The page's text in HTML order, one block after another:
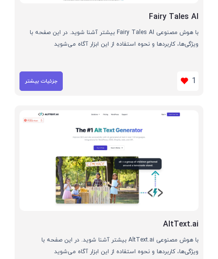
Fairy Tales AI
با هوش مصنوعی Fairy Tales AI بیشتر آشنا شوید. در این صفحه با
ویژگی‌ها، کاربردها و نحوه استفاده از این ابزار آگاه می‌شوید
1 جزئیات بیشتر
AltText.ai
با هوش مصنوعی AltText.ai بیشتر آشنا شوید. در این صفحه با
ویژگی‌ها، کاربردها و نحوه استفاده از این ابزار آگاه می‌شوید